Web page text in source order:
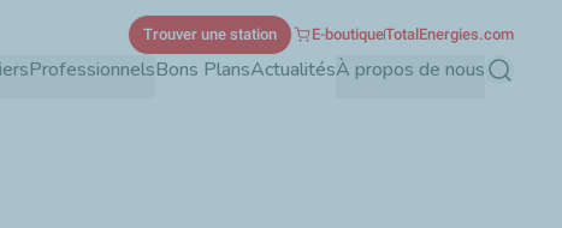
ProfessionnelsBons PlansActualitésÀ propos de nous
Trouver une station E-boutiqueTotalEnergies.com